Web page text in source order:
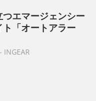
エマージェンシー
ト「オートアラー